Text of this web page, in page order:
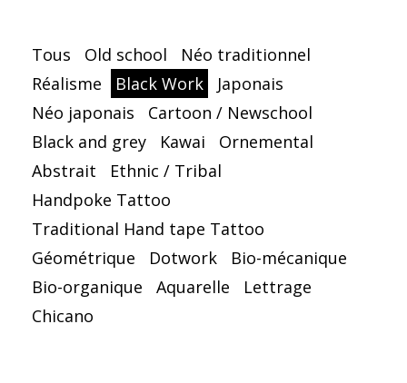
Tous Old school
Néo traditionnel
Réalisme
Black Work
Japonais
Néo japonais
Cartoon / Newschool
Black and grey
Kawai
Ornemental
Abstrait
Ethnic / Tribal
Handpoke Tattoo
Traditional Hand tape Tattoo
Géométrique
Dotwork
Bio-mécanique
Bio-organique
Aquarelle
Lettrage
Chicano